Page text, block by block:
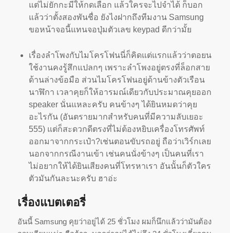
แต่ไม่ยักกะมีให้กดเลือก แล้วใครจะไปจำได้ ก็บอก
แล้วว่าตั้งสองพันชื่อ ยังไงฝากถึงทีมงาน Samsung
ขอหน้าจอนี้แทนจอปุ่มตัวเลข keypad ดีกว่ามั้ย
เรื่องลำโพงกับไมโครโฟนนี่ก็คิดแต่แรกแล้วว่าตอยน
ใช้งานคงรู้สึกแปลกๆ เพราะลำโพงอยู่ตรงที่ล็อกสาย
ด้านล่างข้อมือ ส่วนไมโครโฟนอยู่ด้านข้างตัวเรือน
นาฬิกา เวลาคุยก็ให้อารมณ์เดียวกับประมาณคุยออก
speaker นั่นแหละครับ คนข้างๆ ได้ยินหมดว่าคุย
อะไรกัน (อันตรายมากสำหรับคนที่มีความลับเยอะ
555) แต่ก็สะดวกดีตรงที่ไม่ต้องหยิบเครื่องโทรศัพท์
ออกมาจากกระเป๋า?เช่นตอนขับรถอยู่ ถือว่าเวิร์กเลย
นอกจากกรณีงานเข้า เช่นคนนั่งข้างๆ เป็นคนที่เรา
ไม่อยากให้ได้ยินเสียงคนที่โทรหาเรา อันนั้นก็ตัวใคร
ตัวมันกันละนะครับ ฮาอ่ะ
เรื่องแบตเตอรี่
อันนี้ Samsung คุยว่าอยู่ได้ 25 ชั่วโมง ผมก็นึกแล้วว่ามันต้อง